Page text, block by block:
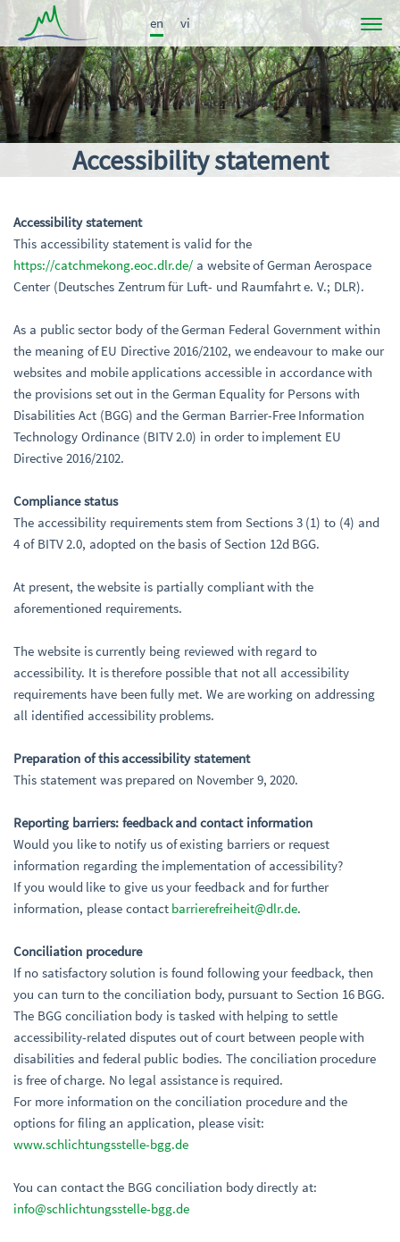
en vi
Project
News
Participants
Results
Links
Accessibility statement
Accessibility statement
This accessibility statement is valid for the
https://catchmekong.eoc.dlr.de/ a website of German Aerospace
Center (Deutsches Zentrum für Luft- und Raumfahrt e. V.; DLR).
As a public sector body of the German Federal Government within
the meaning of EU Directive 2016/2102, we endeavour to make our
websites and mobile applications accessible in accordance with
the provisions set out in the German Equality for Persons with
Disabilities Act (BGG) and the German Barrier-Free Information
Technology Ordinance (BITV 2.0) in order to implement EU
Directive 2016/2102.
Compliance status
The accessibility requirements stem from Sections 3 (1) to (4) and
4 of BITV 2.0, adopted on the basis of Section 12d BGG.
At present, the website is partially compliant with the
aforementioned requirements.
The website is currently being reviewed with regard to
accessibility. It is therefore possible that not all accessibility
requirements have been fully met. We are working on addressing
all identified accessibility problems.
Preparation of this accessibility statement
This statement was prepared on November 9, 2020.
Reporting barriers: feedback and contact information
Would you like to notify us of existing barriers or request
information regarding the implementation of accessibility?
If you would like to give us your feedback and for further
information, please contact barrierefreiheit@dlr.de.
Conciliation procedure
If no satisfactory solution is found following your feedback, then
you can turn to the conciliation body, pursuant to Section 16 BGG.
The BGG conciliation body is tasked with helping to settle
accessibility-related disputes out of court between people with
disabilities and federal public bodies. The conciliation procedure
is free of charge. No legal assistance is required.
For more information on the conciliation procedure and the
options for filing an application, please visit:
www.schlichtungsstelle-bgg.de
You can contact the BGG conciliation body directly at:
info@schlichtungsstelle-bgg.de